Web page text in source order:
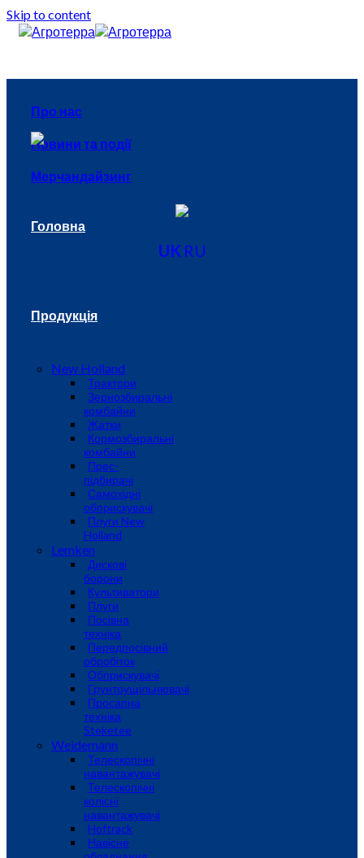
Skip to content
Про нас
Новини та події
Мерчандайзинг
UK RU
Головна
Продукція
New Holland
Трактори
Зернозбиральні
комбайни
Жатки
Кормозбиральні
комбайни
Прес-
підбирачі
Самохідні
обприскувачі
Плуги New
Holland
Lemken
Дискові
борони
Культиватори
Плуги
Посівна
техніка
Передпосівний
обробіток
Обприскувачі
Грунтоущільнювачі
Просапна
техніка
Steketee
Weidemann
Телескопічні
навантажувачі
Телескопічні
колісні
навантажувачі
Hoftrack
Навісне